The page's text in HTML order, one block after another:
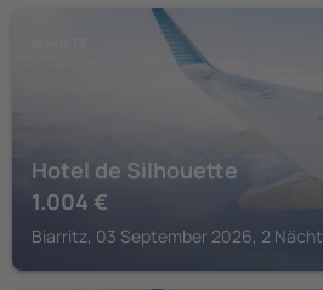
Hotel de Silhouette
1.004 €
Biarritz, 03 September 2026, 2